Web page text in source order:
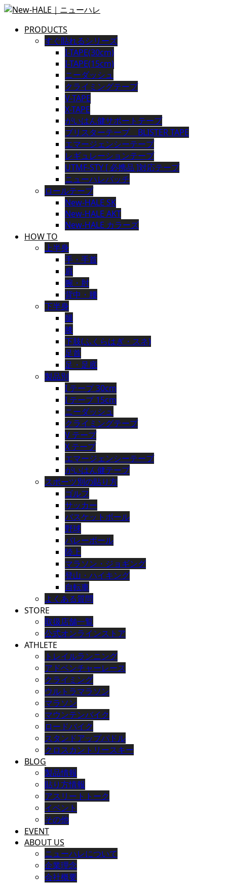
PRODUCTS
すぐ貼れるシリーズ
I-TAPE(30cm)
I-TAPE(15cm)
ニーダッシュ
クライミングテープ
V-TAPE
X-TAPE
がいはん健サポートテープ
ブリスターテープ BLISTER TAPE
エマージェンシーテープ
レギュレーションテープ
UTMF-STY [ 必携品 ]対応テープ
ニューハレパッチ
ロールテープ
New-HALE SK
New-HALE AKT
New-HALE カラーズ
HOW TO
上半身
手・手首
肩
腕・肘
背中・腰
下半身
腿
膝
下肢(ふくらはぎ・スネ)
足首
足・足底
製品別
I テープ 30cm
I テープ 15cm
ニーダッシュ
クライミングテープ
V テープ
X テープ
エマージェンシーテープ
がいはん健テープ
スポーツ別の貼り方
ゴルフ
サッカー
バスケットボール
野球
バレーボール
陸上
マラソン・ジョギング
登山・ハイキング
自転車
よくある質問
STORE
取扱店舗一覧
公式オンラインストア
ATHLETE
トレイルランニング
アドベンチャーレース
クライミング
ウルトラマラソン
マラソン
マウンテンバイク
ロードバイク
スタンドアップパドル
クロスカントリースキー
BLOG
製品情報
貼り方情報
アスリートトーク
イベント
その他
EVENT
ABOUT US
ニューハレについて
企業理念
会社概要